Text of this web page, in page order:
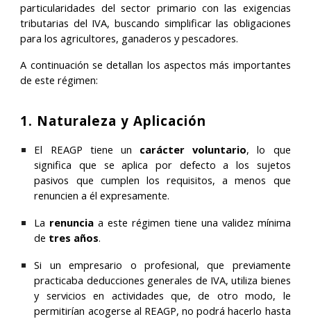
particularidades del sector primario con las exigencias
tributarias del IVA, buscando simplificar las obligaciones
para los agricultores, ganaderos y pescadores.
A continuación se detallan los aspectos más importantes
de este régimen:
1. Naturaleza y Aplicación
El REAGP tiene un carácter voluntario, lo que
significa que se aplica por defecto a los sujetos
pasivos que cumplen los requisitos, a menos que
renuncien a él expresamente.
La renuncia a este régimen tiene una validez mínima
de tres años.
Si un empresario o profesional, que previamente
practicaba deducciones generales de IVA, utiliza bienes
y servicios en actividades que, de otro modo, le
permitirían acogerse al REAGP, no podrá hacerlo hasta